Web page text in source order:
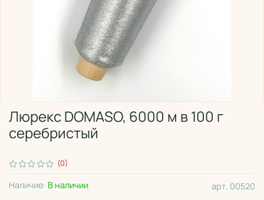
(0)
арт. 00520
Наличие: В наличии
Люрекс DOMASO, 6000 м в 100 г
серебристый